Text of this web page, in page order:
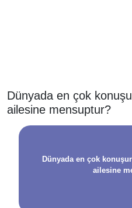
Dünyada en çok
ailesine mensuptur?
Dünyada en çok
ailesine